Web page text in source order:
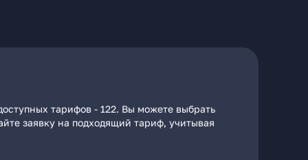
тарифов - 122. Вы можете выбрать
заявку на подходящий тариф, учитывая